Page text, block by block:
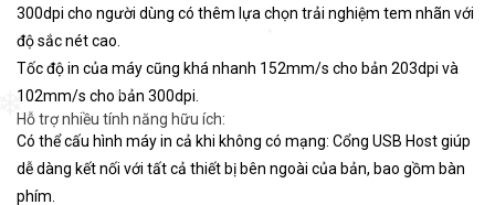
300dpi cho người dùng có thêm lựa chọn trải nghiệm tem nhãn với
độ sắc nét cao.
Tốc độ in của máy cũng khá nhanh 152mm/s cho bản 203dpi và
102mm/s cho bản 300dpi.
Hỗ trợ nhiều tính năng hữu ích:
Có thể cấu hình máy in cả khi không có mạng: Cổng USB Host giúp
dễ dàng kết nối với tất cả thiết bị bên ngoài của bản, bao gồm bàn
phím.
❄